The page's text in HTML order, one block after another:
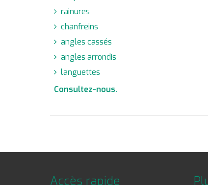
rainures
chanfreins
angles cassés
angles arrondis
languettes
Consultez-nous.
Accès rapide